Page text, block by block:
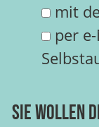
mit
per
Sie wollen